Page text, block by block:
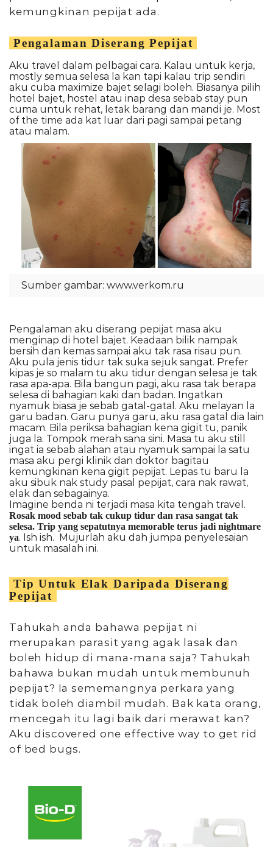
kemungkinan pepijat ada.
Pengalaman Diserang Pepijat
Aku travel dalam pelbagai cara. Kalau untuk kerja,
mostly semua selesa la kan tapi kalau trip sendiri
aku cuba maximize bajet selagi boleh. Biasanya pilih
hotel bajet, hostel atau inap desa sebab stay pun
cuma untuk rehat, letak barang dan mandi je. Most
of the time ada kat luar dari pagi sampai petang
atau malam.
Sumber gambar: www.verkom.ru
Pengalaman aku diserang pepijat masa aku
menginap di hotel bajet. Keadaan bilik nampak
bersih dan kemas sampai aku tak rasa risau pun.
Aku pula jenis tidur tak suka sejuk sangat. Prefer
kipas je so malam tu aku tidur dengan selesa je tak
rasa apa-apa. Bila bangun pagi, aku rasa tak berapa
selesa di bahagian kaki dan badan. Ingatkan
nyamuk biasa je sebab gatal-gatal. Aku melayan la
garu badan. Garu punya garu, aku rasa gatal dia lain
macam. Bila periksa bahagian kena gigit tu, panik
juga la. Tompok merah sana sini. Masa tu aku still
ingat ia sebab alahan atau nyamuk sampai la satu
masa aku pergi klinik dan doktor bagitau
kemungkinan kena gigit pepijat. Lepas tu baru la
aku sibuk nak study pasal pepijat, cara nak rawat,
elak dan sebagainya.
Imagine benda ni terjadi masa kita tengah travel.
Rosak mood sebab tak cukup tidur dan rasa sangat tak
selesa. Trip yang sepatutnya memorable terus jadi nightmare
ya. Ish ish. Mujurlah aku dah jumpa penyelesaian
untuk masalah ini.
Tip Untuk Elak Daripada Diserang
Pepijat
Tahukah anda bahawa pepijat ni
merupakan parasit yang agak lasak dan
boleh hidup di mana-mana saja? Tahukah
bahawa bukan mudah untuk membunuh
pepijat? Ia sememangnya perkara yang
tidak boleh diambil mudah. Bak kata orang,
mencegah itu lagi baik dari merawat kan?
Aku discovered one effective way to get rid
of bed bugs.